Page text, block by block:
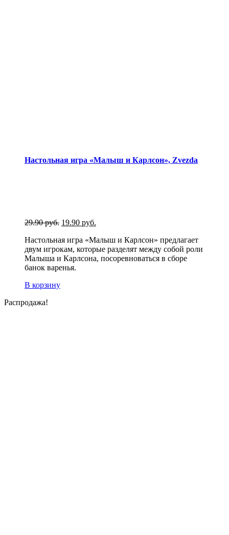
Настольная игра «Малыш и Карлсон», Zvezda
29.90руб. 19.90 руб.
Настольная игра «Малыш и Карлсон» предлагает
двум игрокам, которые разделят между собой роли
Малыша и Карлсона, посоревноваться в сборе
банок варенья.
В корзину
Распродажа!